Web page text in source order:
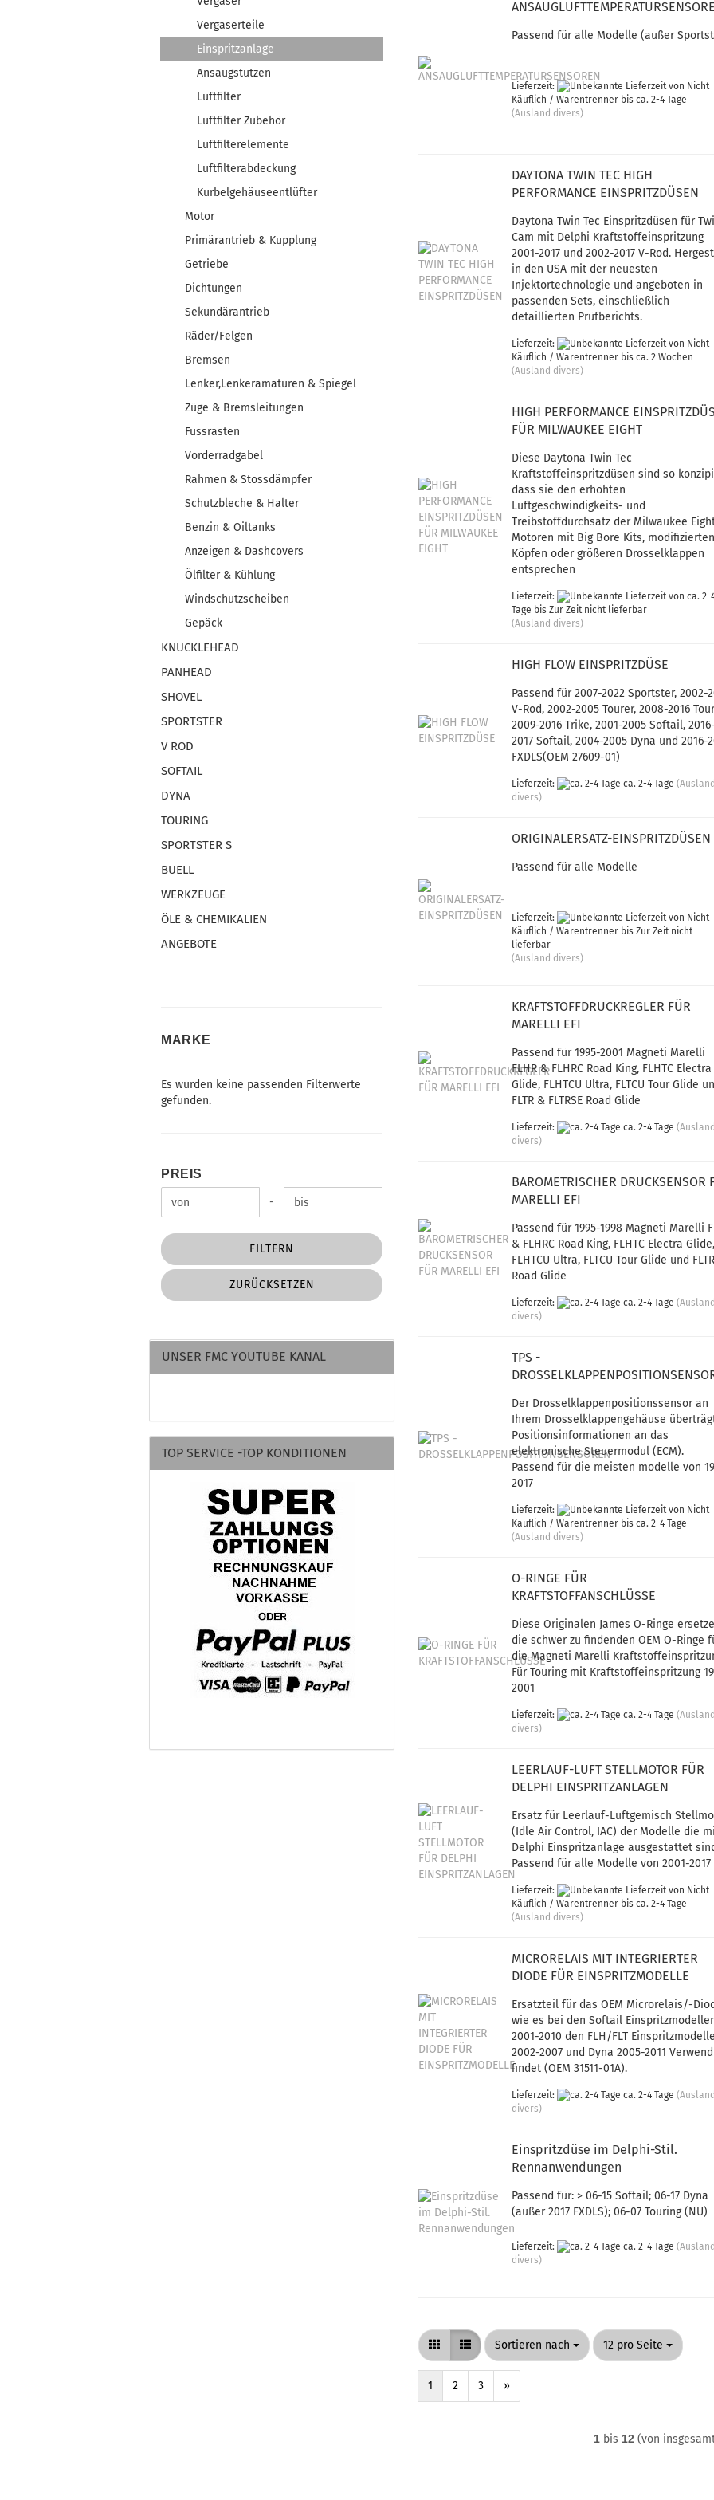
Passend für alle Modelle (außer
Lieferzeit:
von Nicht
Käuflich / Warentrenner bis ca. 2-4 Tage
(Ausland divers)
DAYTONA TWIN TEC HIGH
PERFORMANCE EINSPRITZDÜSEN
Daytona Twin Tec Einspritzdüsen für
Cam mit Delphi Kraftstoffeinspritzung
2001-2017 und 2002-2017 V-Rod.
in den USA mit der neuesten
Injektortechnologie und angeboten in
passenden Sets, einschließlich
detaillierten Prüfberichts.
Lieferzeit:
von Nicht
Käuflich / Warentrenner bis ca. 2 Wochen
(Ausland divers)
HIGH PERFORMANCE
FÜR MILWAUKEE EIGHT
Diese Daytona Twin Tec
Kraftstoffeinspritzdüsen sind so
dass sie den erhöhten
Luftgeschwindigkeits- und
Treibstoffdurchsatz der Milwaukee
Motoren mit Big Bore Kits,
Köpfen oder größeren Drosselklappen
entsprechen
Lieferzeit:
von ca. 2-
Tage bis Zur Zeit nicht lieferbar
(Ausland divers)
HIGH FLOW EINSPRITZDÜSE
Passend für 2007-2022 Sportster, 2002-
V-Rod, 2002-2005 Tourer, 2008-2016
2009-2016 Trike, 2001-2005 Softail,
2017 Softail, 2004-2005 Dyna und 2016-
FXDLS(OEM 27609-01)
Lieferzeit: ca. 2-4 Tage
divers)
ORIGINALERSATZ-EINSPRITZDÜSEN
Passend für alle Modelle
Lieferzeit:
von Nicht
Käuflich / Warentrenner bis Zur Zeit nicht
lieferbar
(Ausland divers)
KRAFTSTOFFDRUCKREGLER FÜR
MARELLI EFI
Passend für 1995-2001 Magneti Marelli
FLHR & FLHRC Road King, FLHTC Electra
Glide, FLHTCU Ultra, FLTCU Tour Glide
FLTR & FLTRSE Road Glide
Lieferzeit: ca. 2-4 Tage
divers)
BAROMETRISCHER DRUCKSENSOR
MARELLI EFI
Passend für 1995-1998 Magneti Marelli
& FLHRC Road King, FLHTC Electra
FLHTCU Ultra, FLTCU Tour Glide und
Road Glide
Lieferzeit: ca. 2-4 Tage
divers)
TPS -
Der Drosselklappenpositionssensor an
Ihrem Drosselklappengehäuse
Positionsinformationen an das
elektronische Steuermodul (ECM).
Passend für die meisten modelle von
2017
Lieferzeit:
von Nicht
Käuflich / Warentrenner bis ca. 2-4 Tage
(Ausland divers)
O-RINGE FÜR
KRAFTSTOFFANSCHLÜSSE
Diese Originalen James O-Ringe
die schwer zu findenden OEM O-Ringe
die Magneti Marelli
Für Touring mit Kraftstoffeinspritzung
2001
Lieferzeit: ca. 2-4 Tage
divers)
LEERLAUF-LUFT STELLMOTOR FÜR
DELPHI EINSPRITZANLAGEN
Ersatz für Leerlauf-Luftgemisch
(Idle Air Control, IAC) der Modelle die
Delphi Einspritzanlage ausgestattet
Passend für alle Modelle von 2001-2017
Lieferzeit:
von Nicht
Käuflich / Warentrenner bis ca. 2-4 Tage
(Ausland divers)
MICRORELAIS MIT INTEGRIERTER
DIODE FÜR EINSPRITZMODELLE
Ersatzteil für das OEM Microrelais/-
wie es bei den Softail
2001-2010 den FLH/FLT
2002-2007 und Dyna 2005-2011
findet (OEM 31511-01A).
Lieferzeit: ca. 2-4 Tage
divers)
Einspritzdüse im Delphi-Stil.
Rennanwendungen
Passend für: > 06-15 Softail; 06-17 Dyna
(außer 2017 FXDLS); 06-07 Touring (NU)
Lieferzeit: ca. 2-4 Tage
divers)
Sortieren nach
Sortieren nach 12 pro Seite
pro Seite
1 2 3 »
1bis 12(von
Vergaserteile
Einspritzanlage
Ansaugstutzen
Luftfilter
Luftfilter Zubehör
Luftfilterelemente
Luftfilterabdeckung
Kurbelgehäuseentlüfter
Motor
Primärantrieb & Kupplung
Getriebe
Dichtungen
Sekundärantrieb
Räder/Felgen
Bremsen
Lenker,Lenkeramaturen & Spiegel
Züge & Bremsleitungen
Fussrasten
Vorderradgabel
Rahmen & Stossdämpfer
Schutzbleche & Halter
Benzin & Oiltanks
Anzeigen & Dashcovers
Ölfilter & Kühlung
Windschutzscheiben
Gepäck
KNUCKLEHEAD
PANHEAD
SHOVEL
SPORTSTER
V ROD
SOFTAIL
DYNA
TOURING
SPORTSTER S
BUELL
WERKZEUGE
ÖLE & CHEMIKALIEN
ANGEBOTE
MARKE
MARKE
Es wurden keine passenden Filterwerte
gefunden.
PREIS
Preis bis -
FILTERN
ZURÜCKSETZEN
UNSER FMC YOUTUBE KANAL
TOP SERVICE -TOP KONDITIONEN